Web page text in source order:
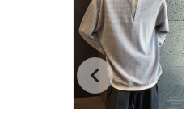
chevron_left